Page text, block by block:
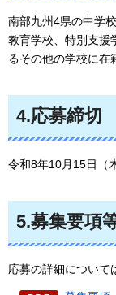
南部九州4県の中学
教育学校、特別支援
るその他の学校に在
4.応募締切
令和8年10月15日（
5.募集要項
応募の詳細について